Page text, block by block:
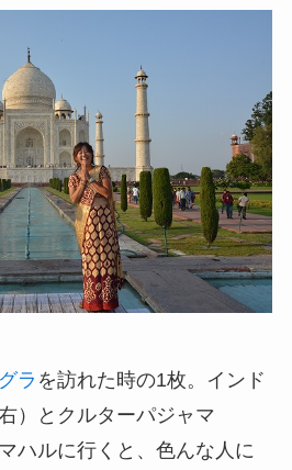
ラ を訪れた時の1枚。インド
）とクルターパジャマ
ハルに行くと、色んな人に